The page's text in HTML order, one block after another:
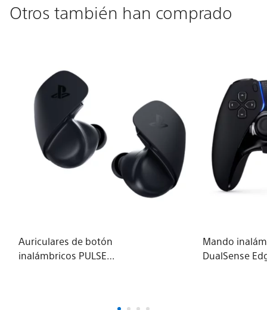
Otros también han comprado
Auriculares de botón
inalámbricos PULSE
Mando
DualSense